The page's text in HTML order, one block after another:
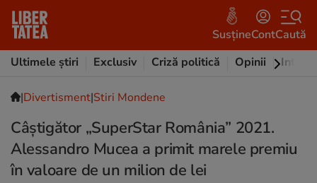
SusțineContCaută
Ultimele știri
Exclusiv Criză politică Opinii
|Divertisment|Stiri Mondene
Câștigător „SuperStar România” 2021.
Alessandro Mucea a primit marele premiu
în valoare de un milion de lei